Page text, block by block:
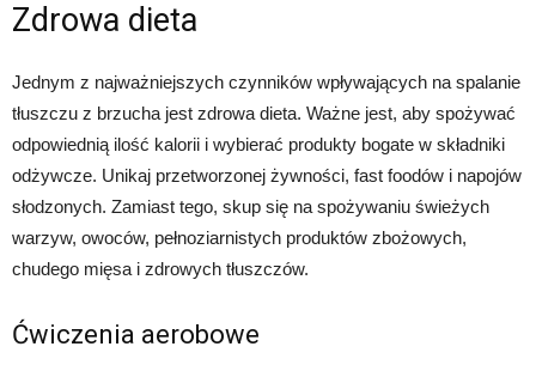
Zdrowa dieta
Jednym z najważniejszych czynników wpływających na spalanie
tłuszczu z brzucha jest zdrowa dieta. Ważne jest, aby spożywać
odpowiednią ilość kalorii i wybierać produkty bogate w składniki
odżywcze. Unikaj przetworzonej żywności, fast foodów i napojów
słodzonych. Zamiast tego, skup się na spożywaniu świeżych
warzyw, owoców, pełnoziarnistych produktów zbożowych,
chudego mięsa i zdrowych tłuszczów.
Ćwiczenia aerobowe